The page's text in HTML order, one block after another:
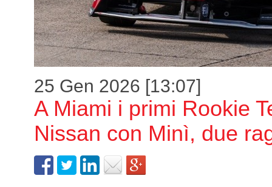
25 Gen 2026 [13:07]
A Miami i primi Rookie
Nissan con Minì, due